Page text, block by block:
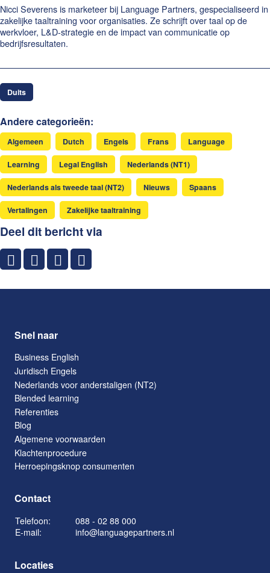
Nicci Severens is marketeer bij Language Partners, gespecialiseerd in
zakelijke taaltraining voor organisaties. Ze schrijft over taal op de
werkvloer, L&D-strategie en de impact van communicatie op
bedrijfsresultaten.
Duits
Andere categorieën:
Algemeen Dutch Engels Frans Language
Learning Legal English Nederlands (NT1)
Nederlands als tweede taal (NT2) Nieuws Spaans
Vertalingen Zakelijke taaltraining
Deel dit bericht via
Snel naar
Business English
Juridisch Engels
Nederlands voor anderstaligen (NT2)
Blended learning
Referenties
Blog
Algemene voorwaarden
Klachtenprocedure
Herroepingsknop consumenten
Contact
Telefoon:
088 - 02 88 000
E-mail:
info@languagepartners.nl
Locaties